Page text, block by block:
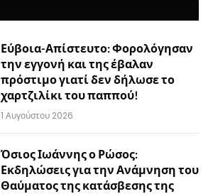
Εύβοια-Απίστευτο: Φορολόγησαν
την εγγονή και της έβαλαν
πρόστιμο γιατί δεν δήλωσε το
χαρτζιλίκι του παππού!
1 Αυγούστου 2026
Όσιος Ιωάννης ο Ρώσος:
Εκδηλώσεις για την Ανάμνηση του
Θαύματος της κατάσβεσης της